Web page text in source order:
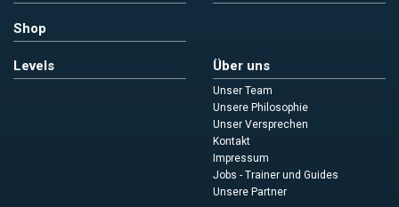
Shop
Levels Über uns
Unser Team
Unsere Philosophie
Unser Versprechen
Kontakt
Impressum
Jobs - Trainer und Guides
Unsere Partner